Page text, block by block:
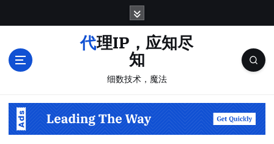
代理IP，应知尽
知
细数技术，魔法